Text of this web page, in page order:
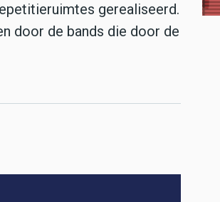
gerealiseerd.
door de bands die door de